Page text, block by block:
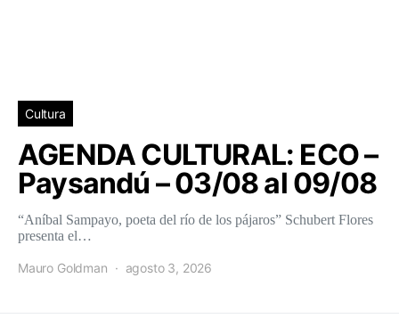
Cultura
AGENDA CULTURAL: ECO –
Paysandú – 03/08 al 09/08
“Aníbal Sampayo, poeta del río de los pájaros” Schubert Flores
presenta el…
Mauro Goldman agosto 3, 2026